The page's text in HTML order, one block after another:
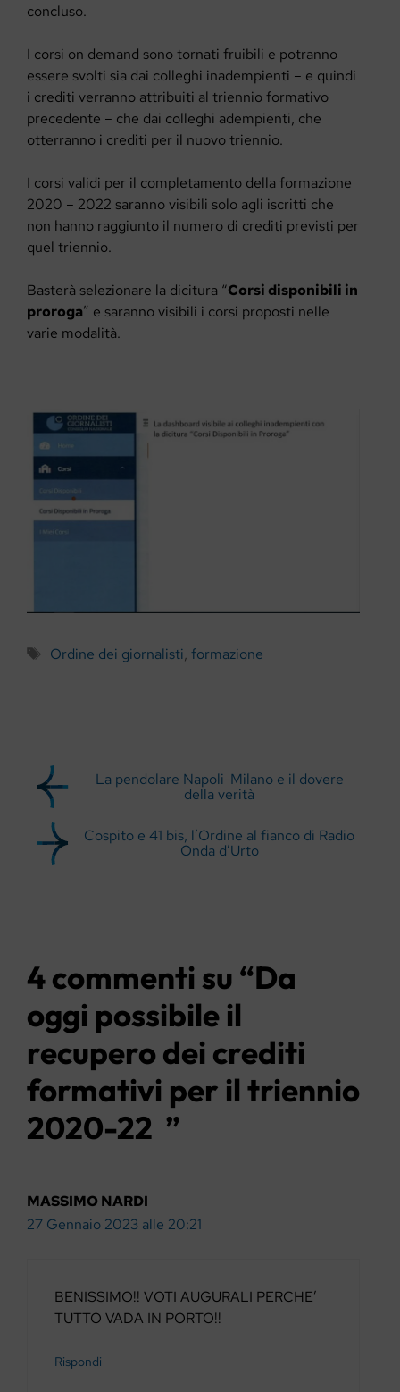
concluso.
I corsi on demand sono tornati fruibili e potranno
essere svolti sia dai colleghi inadempienti – e quindi
i crediti verranno attribuiti al triennio formativo
precedente – che dai colleghi adempienti, che
otterranno i crediti per il nuovo triennio.
I corsi validi per il completamento della formazione
2020 – 2022 saranno visibili solo agli iscritti che
non hanno raggiunto il numero di crediti previsti per
quel triennio.
Basterà selezionare la dicitura “Corsi disponibili in
proroga” e saranno visibili i corsi proposti nelle
varie modalità.
Tag
Ordine dei giornalisti, formazione
La pendolare Napoli-Milano e il dovere
della verità
Cospito e 41 bis, l’Ordine al fianco di Radio
Onda d’Urto
4 commenti su “Da
oggi possibile il
recupero dei crediti
formativi per il triennio
2020-22 ”
MASSIMO NARDI
27 Gennaio 2023 alle 20:21
BENISSIMO!! VOTI AUGURALI PERCHE’
TUTTO VADA IN PORTO!!
Rispondi